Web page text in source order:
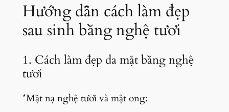
Hướng dẫn cách làm đẹp
sau sinh bằng nghệ tươi
1. Cách làm đẹp da mặt bằng nghệ
tươi
*Mặt nạ nghệ tươi và mật ong: